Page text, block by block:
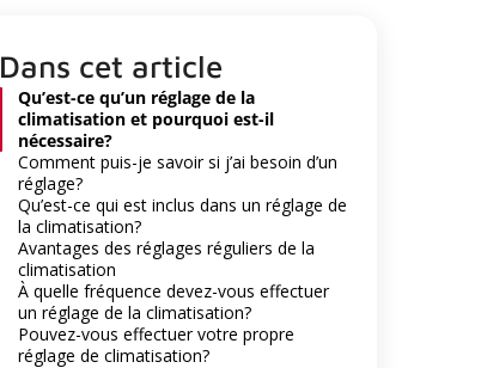
Dans cet article
Qu’est-ce qu’un réglage de la
climatisation et pourquoi est-il
nécessaire?
Comment puis-je savoir si j’ai besoin d’un
réglage?
Qu’est-ce qui est inclus dans un réglage de
la climatisation?
Avantages des réglages réguliers de la
climatisation
À quelle fréquence devez-vous effectuer
un réglage de la climatisation?
Pouvez-vous effectuer votre propre
réglage de climatisation?